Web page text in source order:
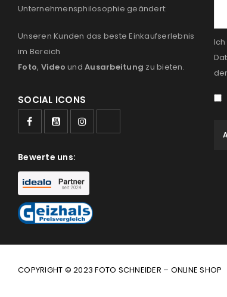
Unternehmensphilosophie geändert:
Unseren Kunden das beste Einkaufserlebnis
im Bereich
Foto, Video und Ausarbeitung zu bieten.
SOCIAL ICONS
Bewerte uns:
der
COPYRIGHT © 2023 FOTO SCHNEIDER – ONLINE SHOP